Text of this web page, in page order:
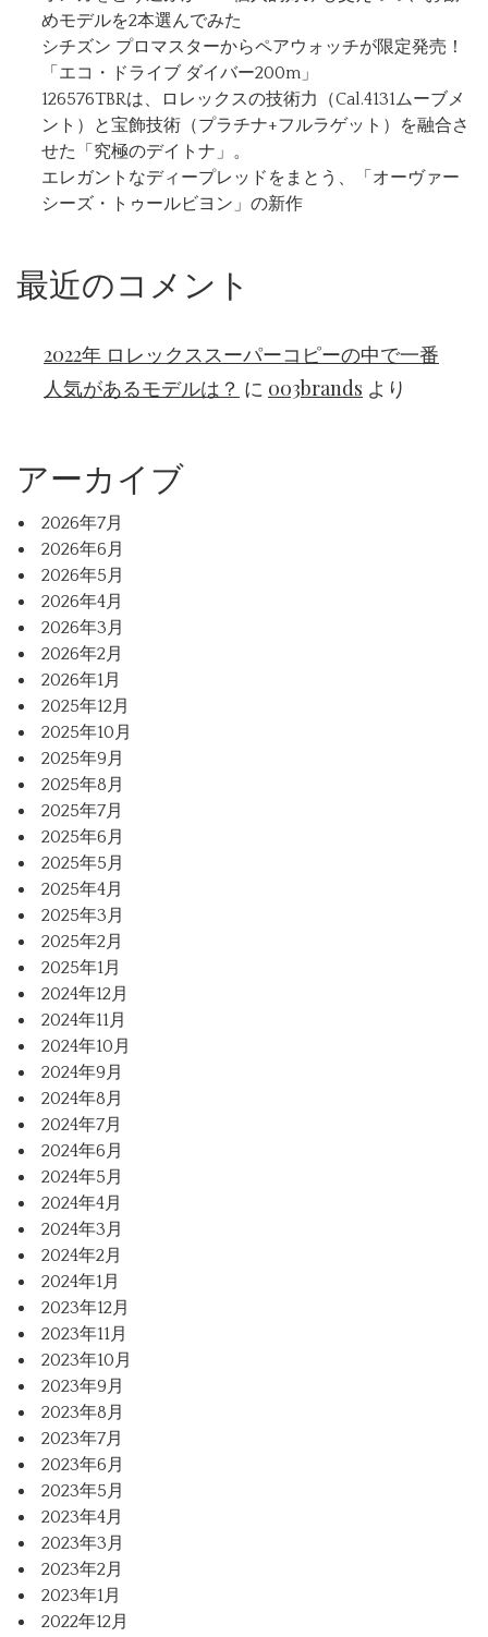
めモデルを2本選んでみた
シチズン プロマスターからペアウォッチが限定発売！
「エコ・ドライブ ダイバー200m」
126576TBRは、ロレックスの技術力（Cal.4131ムーブメ
ント）と宝飾技術（プラチナ+フルラゲット）を融合さ
せた「究極のデイトナ」。
エレガントなディープレッドをまとう、「オーヴァー
シーズ・トゥールビヨン」の新作
最近のコメント
2022年 ロレックススーパーコピーの中で一番
人気があるモデルは？ に 003brands より
アーカイブ
2026年7月
2026年6月
2026年5月
2026年4月
2026年3月
2026年2月
2026年1月
2025年12月
2025年10月
2025年9月
2025年8月
2025年7月
2025年6月
2025年5月
2025年4月
2025年3月
2025年2月
2025年1月
2024年12月
2024年11月
2024年10月
2024年9月
2024年8月
2024年7月
2024年6月
2024年5月
2024年4月
2024年3月
2024年2月
2024年1月
2023年12月
2023年11月
2023年10月
2023年9月
2023年8月
2023年7月
2023年6月
2023年5月
2023年4月
2023年3月
2023年2月
2023年1月
2022年12月